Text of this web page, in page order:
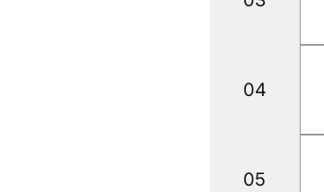
04
05